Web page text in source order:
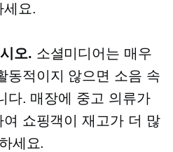
세요.
오. 소셜미디어는 매우
동적이지 않으면 소음 속
다. 매장에 중고 의류가
쇼핑객이 재고가 더 많
세요.